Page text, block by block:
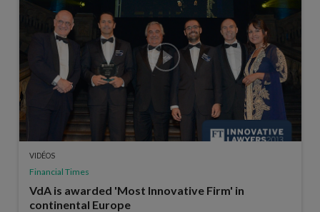
VIDÉOS
Financial Times
VdA is awarded 'Most Innovative Firm' in
continental Europe